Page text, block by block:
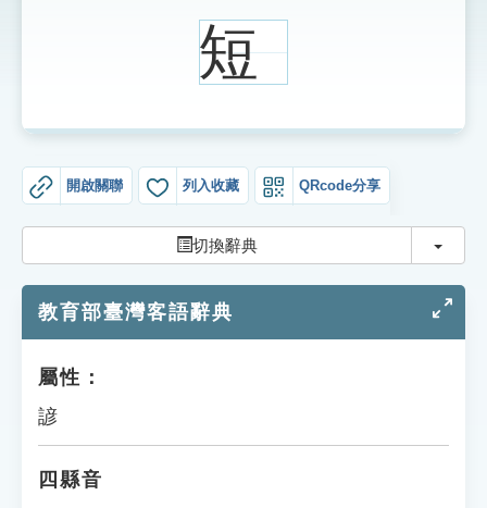
成語故事
索引選單
知識索引
生命大百科索引
遊戲專區
教學應用
貓頭鷹博士
短
開啟關聯 列入收藏 QRcode分享
切換辭典 切換
教育部臺灣客語辭典
屬性：
諺
四縣音